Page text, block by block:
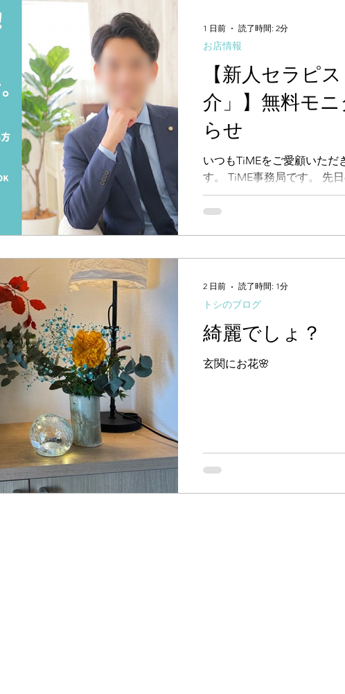
当日の流れ、そして私たち
いて、ブログでも分かりや
合わせ・ご相談（無料） ま
フォーム（または公式
絡ください。 「こんな悩み
夫？」 「〇月〇日あたりで
な内容でも構いません。 こ
ませんので、気になる点や
談ください。...
【新人セラピ
介」】無料モ
らせ
いつもTiMEをご愛顧いただ
す。 TiME事務局です。 先
ただきました、新人セラ
ー募集を開始いたします。
気軽な気持ちでご参加くだ
細につきましては、下記を
ター内容 当店のサービス「
各種コースをご体験いただ
験終了後、アンケートのご
力をお願いしております。
お店情報
1 日前 読了時間: 2分
綺麗でしょ？
玄関にお花🌸
トシのブログ
2 日前 読了時間: 1分